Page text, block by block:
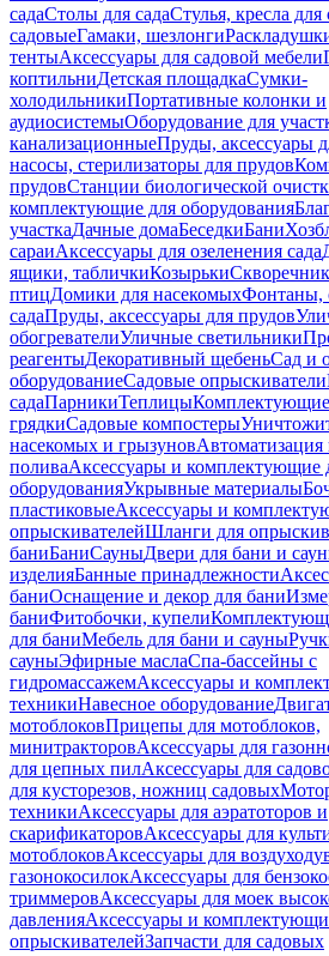
садаСтолы для садаСтулья, кресла для
садовыеГамаки, шезлонги
тентыАксессуары для садовой мебели
коптильниДетская площадкаСумки-
холодильникиПортативные колонки и
аудиосистемыОборудование для
канализационныеПруды, аксессуары
насосы, стерилизаторы для прудов
прудовСтанции биологической
комплектующие для оборудования
участкаДачные домаБеседкиБани
сараиАксессуары для озеленения сада
ящики, табличкиКозырьки
птицДомики для насекомыхФонтаны,
садаПруды, аксессуары для прудов
обогревателиУличные светильники
реагентыДекоративный щебеньСад и
оборудованиеСадовые опрыскиватели
садаПарникиТеплицы
грядкиСадовые компостеры
насекомых и грызуновАвтоматизация
поливаАксессуары и комплектующие
оборудованияУкрывные материалы
пластиковыеАксессуары и
опрыскивателейШланги для
баниБаниСауныДвери для бани и
изделияБанные принадлежности
баниОснащение и декор для бани
баниФитобочки, купели
для баниМебель для бани и сауны
сауныЭфирные маслаСпа-бассейны с
гидромассажемАксессуары и
техникиНавесное оборудование
мотоблоковПрицепы для мотоблоков,
минитракторовАксессуары для
для цепных пилАксессуары для
для кусторезов, ножниц садовых
техникиАксессуары для аэратоторов и
скарификаторовАксессуары для
мотоблоковАксессуары для
газонокосилокАксессуары для
триммеровАксессуары для моек
давленияАксессуары и
опрыскивателейЗапчасти для садовых